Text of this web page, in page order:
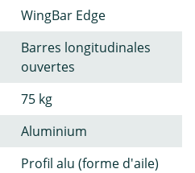
WingBar Edge
Barres longitudinales
ouvertes
75 kg
Aluminium
Profil alu (forme d'aile)